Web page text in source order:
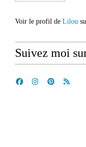
Voir le profil de Lilou
Suivez moi